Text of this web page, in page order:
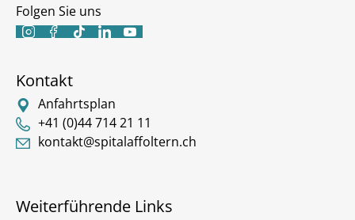
Folgen Sie uns
    
Kontakt
Anfahrtsplan
+41 (0)44 714 21 11
kontakt@spitalaffoltern.ch
Weiterführende Links